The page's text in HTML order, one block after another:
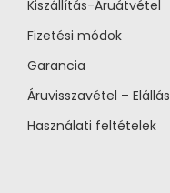
Kiszállítás-Áruátvétel
Fizetési módok
Garancia
Áruvisszavétel –
Használati feltételek